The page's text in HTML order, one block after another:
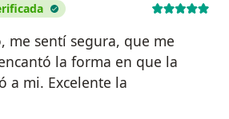
me sentí segura, que me
la forma en que la
a mi. Excelente la